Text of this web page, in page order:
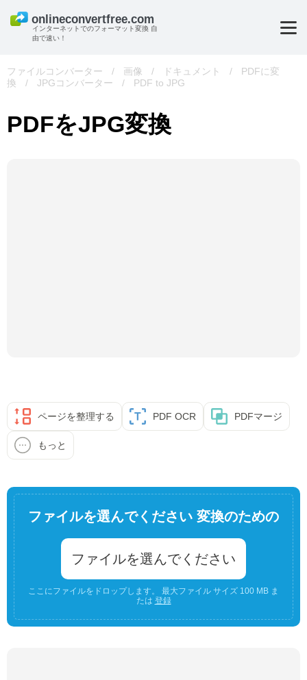
インターネットでのフォーマット変換 自
由で速い！
ファイルコンバーター / 画像 / ドキュメント /
PDFに変
換
/ JPGコンバーター / PDF to JPG
PDFをJPG変換
ページを整理する PDF OCR PDFマージ
もっと
ファイルを選んでください 変換のための
ファイルを選んでください
ここにファイルをドロップします。 最大ファイル サイズ 100 MB ま
たは 登録